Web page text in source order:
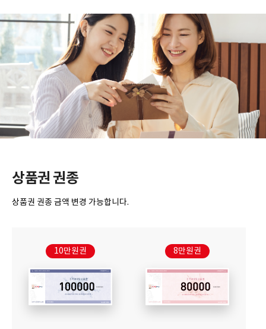
상품권 권종
상품권 권종 금액 변경 가능합니다.
10만원권 8만원권